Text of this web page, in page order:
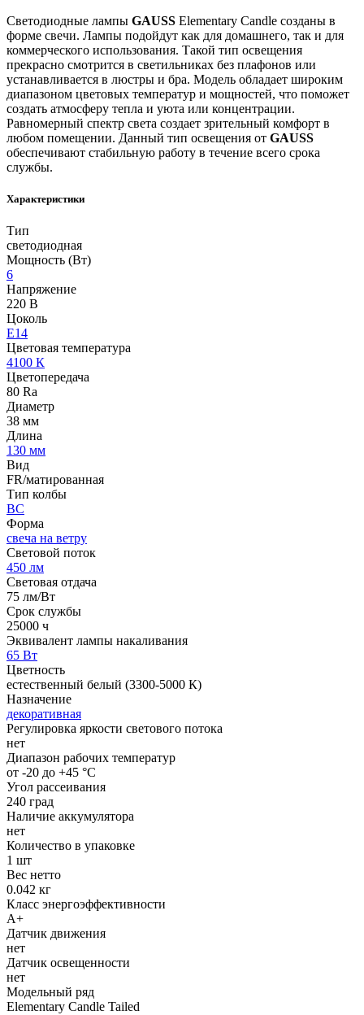
Светодиодные лампы GAUSS Elementary Candle созданы в
форме свечи. Лампы подойдут как для домашнего, так и для
коммерческого использования. Такой тип освещения
прекрасно смотрится в светильниках без плафонов или
устанавливается в люстры и бра. Модель обладает широким
диапазоном цветовых температур и мощностей, что поможет
создать атмосферу тепла и уюта или концентрации.
Равномерный спектр света создает зрительный комфорт в
любом помещении. Данный тип освещения от GAUSS
обеспечивают стабильную работу в течение всего срока
службы.
Характеристики
Тип
светодиодная
Мощность (Вт)
6
Напряжение
220 В
Цоколь
E14
Цветовая температура
4100 К
Цветопередача
80 Ra
Диаметр
38 мм
Длина
130 мм
Вид
FR/матированная
Тип колбы
BC
Форма
свеча на ветру
Световой поток
450 лм
Световая отдача
75 лм/Вт
Срок службы
25000 ч
Эквивалент лампы накаливания
65 Вт
Цветность
естественный белый (3300-5000 К)
Назначение
декоративная
Регулировка яркости светового потока
нет
Диапазон рабочих температур
от -20 до +45 °С
Угол рассеивания
240 град
Наличие аккумулятора
нет
Количество в упаковке
1 шт
Вес нетто
0.042 кг
Класс энергоэффективности
A+
Датчик движения
нет
Датчик освещенности
нет
Модельный ряд
Elementary Candle Tailed